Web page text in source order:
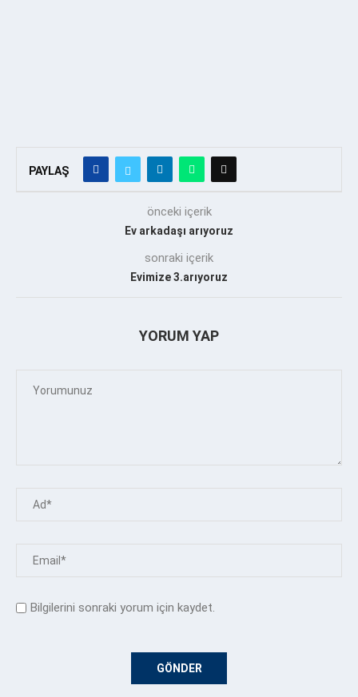
PAYLAŞ
önceki içerik
Ev arkadaşı arıyoruz
sonraki içerik
Evimize 3.arıyoruz
YORUM YAP
Bilgilerini sonraki yorum için kaydet.